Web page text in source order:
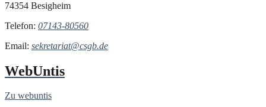
74354 Besigheim
Telefon: 07143-80560
Email: sekretariat@csgb.de
WebUntis
Zu webuntis